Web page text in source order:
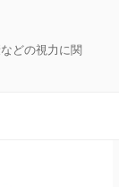
どの視力に関